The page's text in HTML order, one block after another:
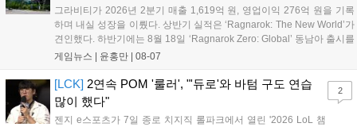
그라비티가 2026년 2분기 매출 1,619억 원, 영업이익 276억 원을 기록
하며 내실 성장을 이뤘다. 상반기 실적은 ‘Ragnarok: The New World’가
견인했다. 하반기에는 8월 18일 ‘Ragnarok Zero: Global’ 동남아 출시를
시작으로 9월 3일 ‘달려라 헤베레케 EX’, 9월 22일 ‘갈바테인’ 등 다양한
이’ 출시가 예정돼 있으며, 2027년에는 ‘Ragnarok 3’ 등 대작을 글로벌
출시할 계획이다. 그라비티는 조인트벤처 설립과 라그나로크 에코 시스
템 구축을 통해 신성장 동력을 확보할 방침이다....
게임뉴스 | 윤홍만 08-07
[LCK] 2연속 POM '룰러', "'듀로'와 바텀 구도 연습
많이 했다"
젠지 e스포츠가 7일 종로 치지직 롤파크에서 열린 '2026 LoL 챔
2